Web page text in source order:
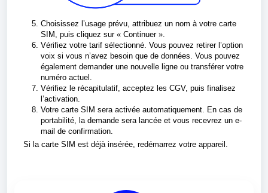
Choisissez l’usage prévu, attribuez un nom à votre carte
SIM, puis cliquez sur « Continuer ».
Vérifiez votre tarif sélectionné. Vous pouvez retirer l’option
voix si vous n’avez besoin que de données. Vous pouvez
également demander une nouvelle ligne ou transférer votre
numéro actuel.
Vérifiez le récapitulatif, acceptez les CGV, puis finalisez
l’activation.
Votre carte SIM sera activée automatiquement. En cas de
portabilité, la demande sera lancée et vous recevrez un e-
mail de confirmation.
Si la carte SIM est déjà insérée, redémarrez votre appareil.